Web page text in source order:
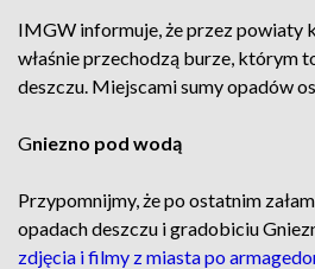
IMGW informuje, że przez powiaty
właśnie przechodzą burze, którym
deszczu. Miejscami sumy opadów
Gniezno pod wodą
Przypomnijmy, że po ostatnim
opadach deszczu i gradobiciu
zdjęcia i filmy z miasta po